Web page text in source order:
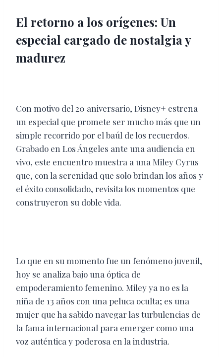
El retorno a los orígenes: Un
especial cargado de nostalgia y
madurez
Con motivo del 20 aniversario, Disney+ estrena
un especial que promete ser mucho más que un
simple recorrido por el baúl de los recuerdos.
Grabado en Los Ángeles ante una audiencia en
vivo, este encuentro muestra a una Miley Cyrus
que, con la serenidad que solo brindan los años y
el éxito consolidado, revisita los momentos que
construyeron su doble vida.
Lo que en su momento fue un fenómeno juvenil,
hoy se analiza bajo una óptica de
empoderamiento femenino. Miley ya no es la
niña de 13 años con una peluca oculta; es una
mujer que ha sabido navegar las turbulencias de
la fama internacional para emerger como una
voz auténtica y poderosa en la industria.